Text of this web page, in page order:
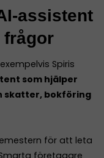
assistent
frågor
Spiris
som hjälper
skatter, bokföring
för att leta
företagare